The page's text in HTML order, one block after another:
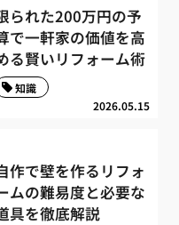
られた200万円の予
で一軒家の価値を高
る賢いリフォーム術
2026.05.15
知識
作で壁を作るリフォ
ムの難易度と必要な
具を徹底解説